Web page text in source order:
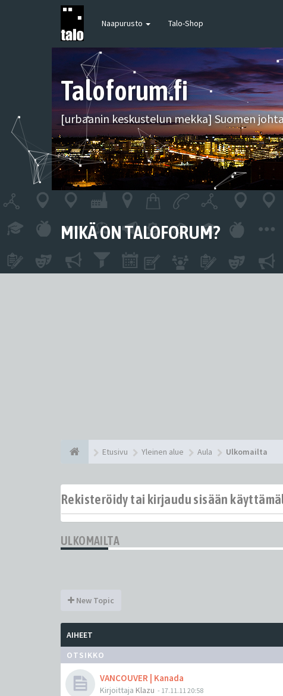
Naapurusto Talo-Shop
Taloforum.fi
[urbaanin keskustelun mekka] Suomen
MIKÄ ON TALOFORUM?
Etusivu Yleinen alue Aula Ulkomailta
Rekisteröidy tai kirjaudu sisään
ULKOMAILTA
New Topic
AIHEET
OTSIKKO
VANCOUVER | Kanada
Kirjoittaja Klazu - 17.11.11 20:58